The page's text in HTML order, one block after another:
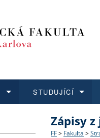
Struktura
Co
STUDUJÍCÍ
O vědě a
Aktuální
Zápisy
FF > Fakulta >